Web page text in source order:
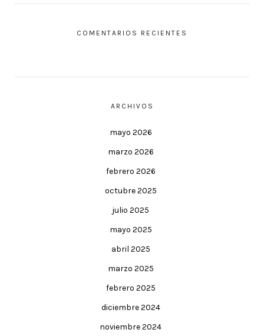
COMENTARIOS RECIENTES
ARCHIVOS
mayo 2026
marzo 2026
febrero 2026
octubre 2025
julio 2025
mayo 2025
abril 2025
marzo 2025
febrero 2025
diciembre 2024
noviembre 2024